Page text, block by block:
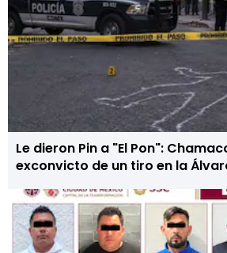
Le dieron Pin a "El Pon":
exconvicto de un tiro en la